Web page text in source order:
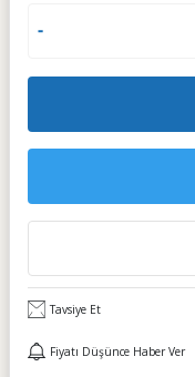
Tavsiye Et
Fiyatı Düşünce Haber Ver